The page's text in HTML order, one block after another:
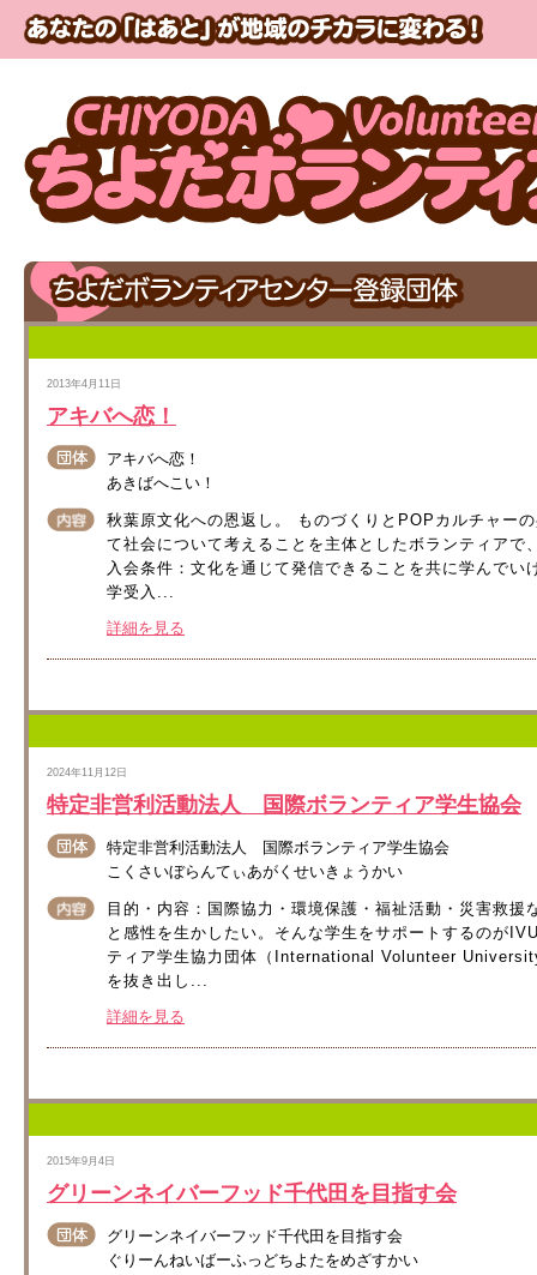
2013年4月11日
アキバへ恋！
アキバへ恋！
あきばへこい！
秋葉原文化への恩返し。 ものづくりとPOPカルチャー
て社会について考えることを主体としたボランティア
入会条件：文化を通じて発信できることを共に学んで
学受入...
詳細を見る
2024年11月12日
特定非営利活動法人 国際ボランティア学生協会
特定非営利活動法人 国際ボランティア学生協会
こくさいぼらんてぃあがくせいきょうかい
目的・内容：国際協力・環境保護・福祉活動・災害救
と感性を生かしたい。そんな学生をサポートするのが
ティア学生協力団体（International Volunteer
を抜き出し...
詳細を見る
2015年9月4日
グリーンネイバーフッド千代田を目指す会
グリーンネイバーフッド千代田を目指す会
ぐりーんねいばーふっどちよたをめざすかい